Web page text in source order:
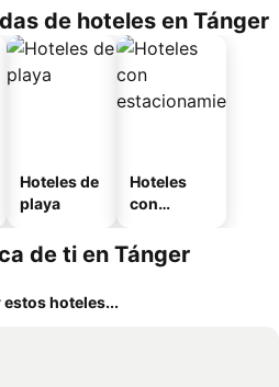
de hoteles en Tánger
Hoteles de
playa
Hoteles
con
miento
de ti en Tánger
hoteles...